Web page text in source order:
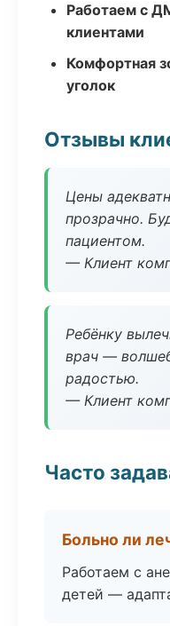
Работаем с
клиентами
Комфортная
уголок
Отзывы
Цены
прозрачно.
пациентом.
— Клиент
Ребёнку
врач —
радостью.
— Клиент
Часто
Больно ли
Работаем с
детей —